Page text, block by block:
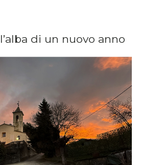
di un nuovo anno